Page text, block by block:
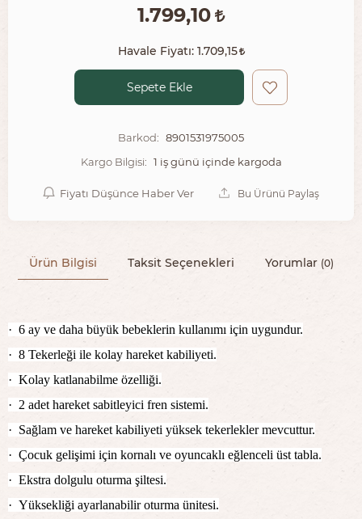
1.799,10
Havale Fiyatı: 1.709,15
Sepete Ekle
Barkod: 8901531975005
Kargo Bilgisi: 1 iş günü içinde kargoda
Fiyatı Düşünce Haber Ver Bu Ürünü Paylaş
Ürün Bilgisi Taksit Seçenekleri Yorumlar (0)
· 6 ay ve daha büyük bebeklerin kullanımı için uygundur.
· 8 Tekerleği ile kolay hareket kabiliyeti.
· Kolay katlanabilme özelliği.
· 2 adet hareket sabitleyici fren sistemi.
· Sağlam ve hareket kabiliyeti yüksek tekerlekler mevcuttur.
· Çocuk gelişimi için kornalı ve oyuncaklı eğlenceli üst tabla.
· Ekstra dolgulu oturma şiltesi.
· Yüksekliği ayarlanabilir oturma ünitesi.